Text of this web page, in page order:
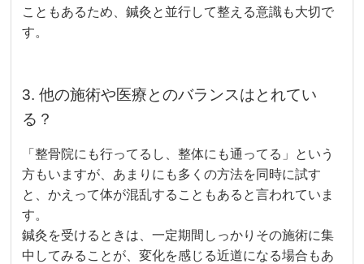
こともあるため、鍼灸と並行して整える意識も大切で
す。
3. 他の施術や医療とのバランスはとれてい
る？
「整骨院にも行ってるし、整体にも通ってる」という
方もいますが、あまりにも多くの方法を同時に試す
と、かえって体が混乱することもあると言われていま
す。
鍼灸を受けるときは、一定期間しっかりその施術に集
中してみることが、変化を感じる近道になる場合もあ